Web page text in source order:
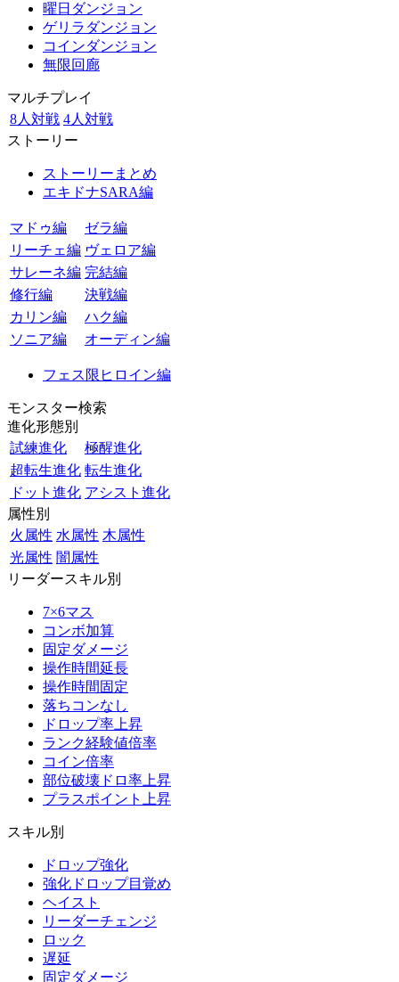
曜日ダンジョン
ゲリラダンジョン
コインダンジョン
無限回廊
マルチプレイ
8人対戦 4人対戦
ストーリー
ストーリーまとめ
エキドナSARA編
マドゥ編
ゼラ編
リーチェ編 ヴェロア編
サレーネ編 完結編
修行編
決戦編
カリン編
ハク編
ソニア編
オーディン編
フェス限ヒロイン編
モンスター検索
進化形態別
試練進化
極醒進化
超転生進化 転生進化
ドット進化 アシスト進化
属性別
火属性 水属性 木属性
光属性 闇属性
リーダースキル別
7×6マス
コンボ加算
固定ダメージ
操作時間延長
操作時間固定
落ちコンなし
ドロップ率上昇
ランク経験値倍率
コイン倍率
部位破壊ドロ率上昇
プラスポイント上昇
スキル別
ドロップ強化
強化ドロップ目覚め
ヘイスト
リーダーチェンジ
ロック
遅延
固定ダメージ